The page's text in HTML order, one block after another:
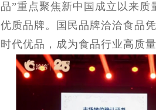
品”重点聚焦新中国成立以来
优质品牌。国民品牌洽洽食品
时代优品，成为食品行业高质量